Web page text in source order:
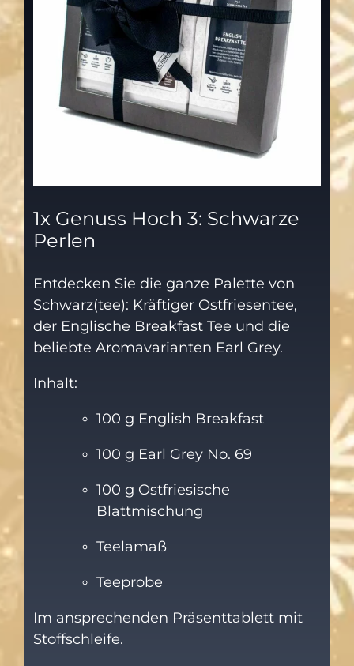
1x Genuss Hoch 3: Schwarze
Perlen
Entdecken Sie die ganze Palette von
Schwarz(tee): Kräftiger Ostfriesentee,
der Englische Breakfast Tee und die
beliebte Aromavarianten Earl Grey.
Inhalt:
100 g English Breakfast
100 g Earl Grey No. 69
100 g Ostfriesische
Blattmischung
Teelamaß
Teeprobe
Im ansprechenden Präsenttablett mit
Stoffschleife.